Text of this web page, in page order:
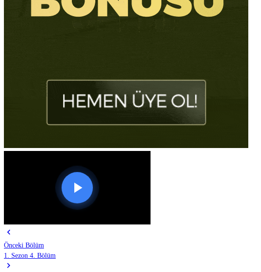
chevron_left
Önceki Bölüm
1. Sezon 4. Bölüm
chevron_right